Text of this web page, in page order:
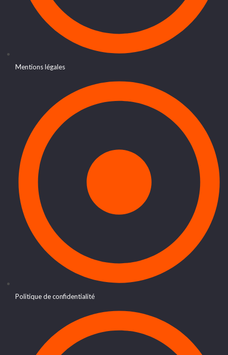
Mentions légales
Politique de confidentialité